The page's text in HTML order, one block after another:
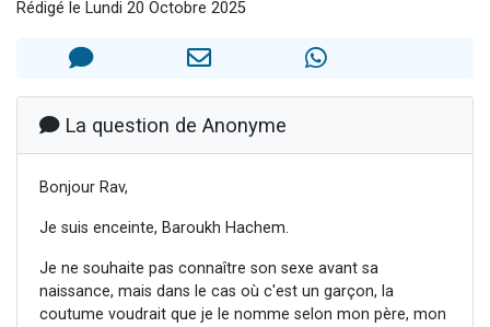
Il reste 49 places pour étudier en groupe sur Zoom
Eva vient de donner son Maasser
Rédigé le Lundi 20 Octobre 2025
La question de Anonyme
Bonjour Rav,
Je suis enceinte, Baroukh Hachem.
Je ne souhaite pas connaître son sexe avant sa
naissance, mais dans le cas où c'est un garçon, la
coutume voudrait que je le nomme selon mon père, mon